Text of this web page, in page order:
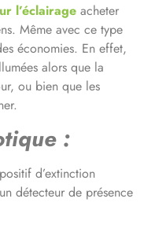
l’éclairage acheter
Même avec ce type
économies. En effet,
alors que la
ou bien que les
:
d’extinction
détecteur de présence